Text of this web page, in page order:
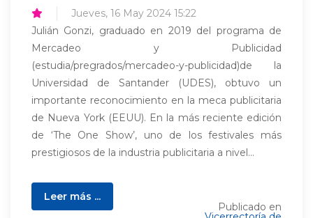
Jueves, 16 May 2024 15:22
Julián Gonzi, graduado en 2019 del programa de
Mercadeo y Publicidad
(estudia/pregrados/mercadeo-y-publicidad)de la
Universidad de Santander (UDES), obtuvo un
importante reconocimiento en la meca publicitaria
de Nueva York (EEUU). En la más reciente edición
de ‘The One Show’, uno de los festivales más
prestigiosos de la industria publicitaria a nivel...
Leer más ...
Publicado en